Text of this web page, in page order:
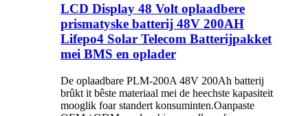
LCD Display 48 Volt oplaadbere
prismatyske batterij 48V 200AH
Lifepo4 Solar Telecom Batterijpakket
mei BMS en oplader
De oplaadbare PLM-200A 48V 200Ah batterij
brûkt it bêste materiaal mei de heechste kapasiteit
mooglik foar standert konsuminten.Oanpaste